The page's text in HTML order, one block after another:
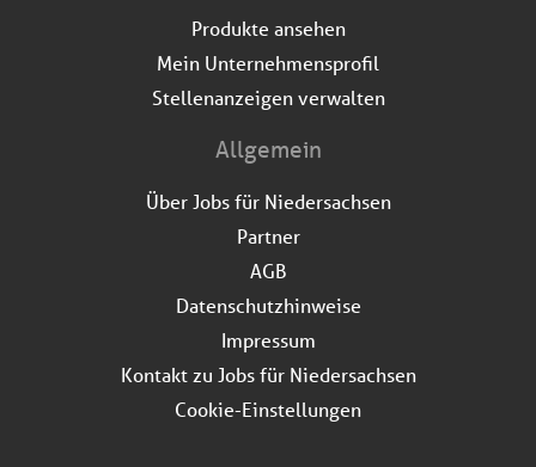
Produkte ansehen
Mein Unternehmensprofil
Stellenanzeigen verwalten
Allgemein
Über Jobs für Niedersachsen
Partner
AGB
Datenschutzhinweise
Impressum
Kontakt zu Jobs für Niedersachsen
Cookie-Einstellungen